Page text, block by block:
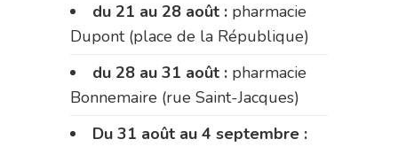
du 21 au 28 août : pharmacie
Dupont (place de la République)
du 28 au 31 août : pharmacie
Bonnemaire (rue Saint-Jacques)
Du 31 août au 4 septembre :